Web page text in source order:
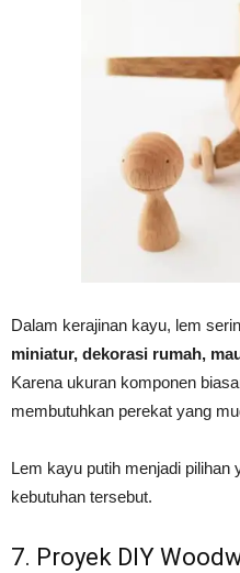
Dalam kerajinan kayu, lem
miniatur, dekorasi rumah,
Karena ukuran komponen
membutuhkan perekat yang
Lem kayu putih menjadi pilihan
kebutuhan tersebut.
7. Proyek DIY